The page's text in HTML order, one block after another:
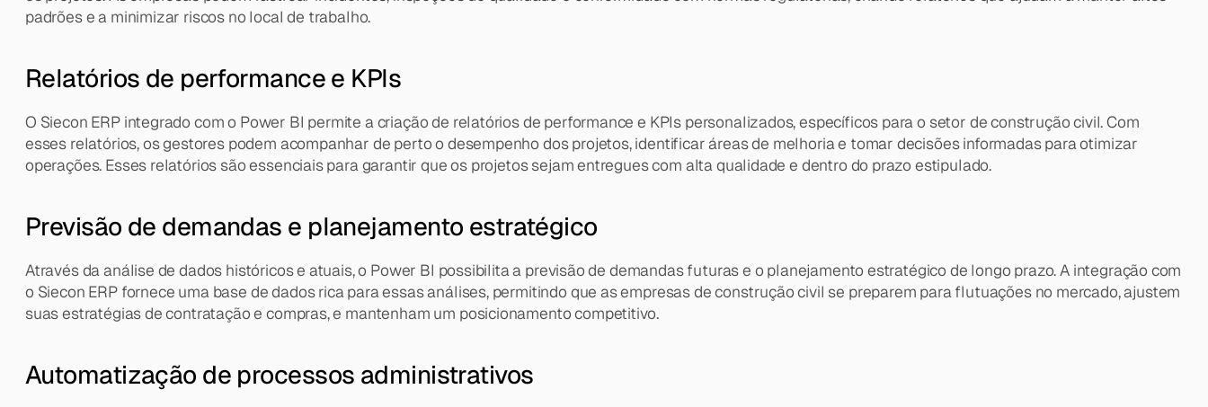
padrões e a minimizar riscos no local de trabalho.
Relatórios de performance e KPIs
O Siecon ERP integrado com o Power BI permite a criação de relatórios de performance e KPIs personalizados, específicos para o setor de construção civil. Com
esses relatórios, os gestores podem acompanhar de perto o desempenho dos projetos, identificar áreas de melhoria e tomar decisões informadas para otimizar
operações. Esses relatórios são essenciais para garantir que os projetos sejam entregues com alta qualidade e dentro do prazo estipulado.
Previsão de demandas e planejamento estratégico
Através da análise de dados históricos e atuais, o Power BI possibilita a previsão de demandas futuras e o planejamento estratégico de longo prazo. A integração com
o Siecon ERP fornece uma base de dados rica para essas análises, permitindo que as empresas de construção civil se preparem para flutuações no mercado, ajustem
suas estratégias de contratação e compras, e mantenham um posicionamento competitivo.
Automatização de processos administrativos